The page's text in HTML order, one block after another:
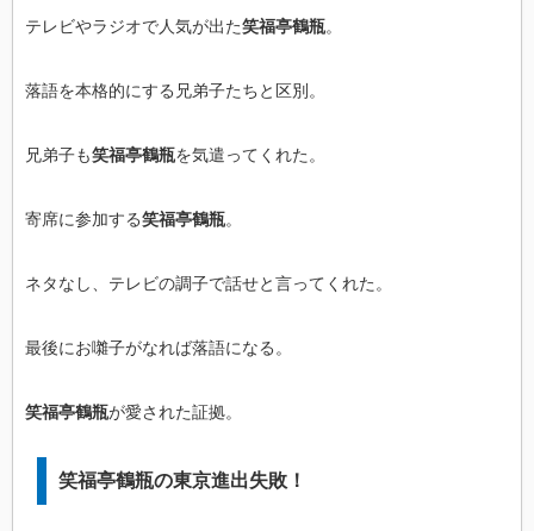
テレビやラジオで人気が出た笑福亭鶴瓶。
落語を本格的にする兄弟子たちと区別。
兄弟子も笑福亭鶴瓶を気遣ってくれた。
寄席に参加する笑福亭鶴瓶。
ネタなし、テレビの調子で話せと言ってくれた。
最後にお囃子がなれば落語になる。
笑福亭鶴瓶が愛された証拠。
笑福亭鶴瓶の東京進出失敗！